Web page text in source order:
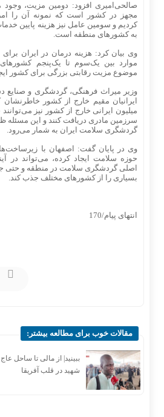
صالحی‌امیری افزود: دومین مزیت، وجود
مجهز در کشور است که نمونه آن را
کردیم و سومین عامل نیز هزینه پایین
به کشورهای منطقه است.
وی بیان کرد: هزینه درمان در ایران
موارد بین یک‌سوم تا یک‌پنجم
موضوع مزیت رقابتی بزرگی برای کشور
وزیر میراث فرهنگی، گردشگری و صنایع
ایرانیان مقیم خارج از کشور
میلیون ایرانی خارج از کشور نیز
سرزمین مادری دریافت کنند و این مسئله
گردشگری سلامت ایران به شمار می‌رود.
وی در پایان گفت: اصفهان با زیرساخت‌ها
حوزه سلامت ایجاد کرده، می‌تواند در
اصلی گردشگری سلامت در منطقه و حتی
بسیاری را از کشورهای مختلف جذب کند.
انتهای پیام/170
مقالات خوب برای مطالعه بیشتر:
ببینید| از مالی تا ساحل
شهید در قلب آفریقا